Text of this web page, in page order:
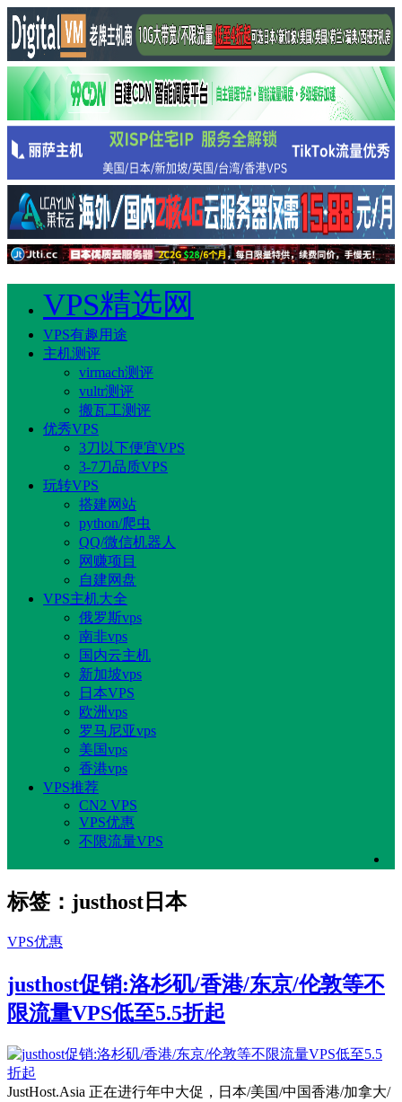
VPS精选网
VPS有趣用途
主机测评
virmach测评
vultr测评
搬瓦工测评
优秀VPS
3刀以下便宜VPS
3-7刀品质VPS
玩转VPS
搭建网站
python/爬虫
QQ/微信机器人
网赚项目
自建网盘
VPS主机大全
俄罗斯vps
南非vps
国内云主机
新加坡vps
日本VPS
欧洲vps
罗马尼亚vps
美国vps
香港vps
VPS推荐
CN2 VPS
VPS优惠
不限流量VPS
标签：justhost日本
VPS优惠
justhost促销:洛杉矶/香港/东京/伦敦等不
限流量VPS低至5.5折起
JustHost.Asia 正在进行年中大促，日本/美国/中国香港/加拿大/